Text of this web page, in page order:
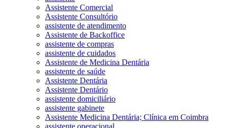
Assistente Comercial
Assistente Consultório
assistente de atendimento
Assistente de Backoffice
assistente de compras
assistente de cuidados
Assistente de Medicina Dentária
assistente de saúde
Assistente Dentária
Assistente Dentário
assistente domiciliário
assistente gabinete
Assistente Medicina Dentária; Clínica em Coimbra
assistente operacional